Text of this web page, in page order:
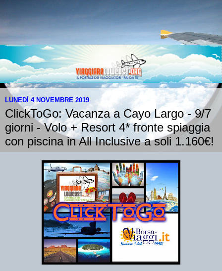
LUNEDÌ 4 NOVEMBRE 2019
ClickToGo: Vacanza a Cayo Largo - 9/7
giorni - Volo + Resort 4* fronte spiaggia
con piscina in All Inclusive a soli 1.160€!